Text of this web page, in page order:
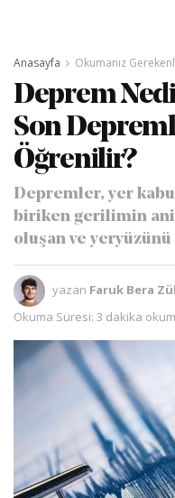
Anasayfa Okumanız
Deprem
Son
Öğrenilir?
Depremler, yer
biriken gerilimin
oluşan ve
yazan Faruk Bera
Okuma Süresi: 3 dakika